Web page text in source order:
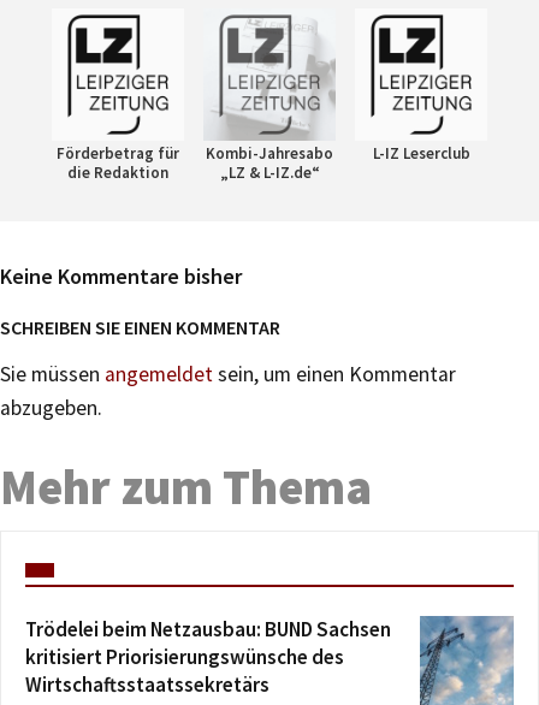
Förderbetrag für
die Redaktion
Kombi-Jahresabo
„LZ & L-IZ.de“
L-IZ Leserclub
Keine Kommentare bisher
SCHREIBEN SIE EINEN KOMMENTAR
Sie müssen angemeldetsein, um einen Kommentar
abzugeben.
Mehr zum Thema
Trödelei beim Netzausbau: BUND Sachsen
kritisiert Priorisierungswünsche des
Wirtschaftsstaatssekretärs